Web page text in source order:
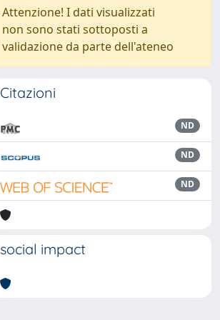
Attenzione! I dati visualizzati
non sono stati sottoposti a
validazione da parte dell'ateneo
Citazioni
ND
ND
ND
social impact